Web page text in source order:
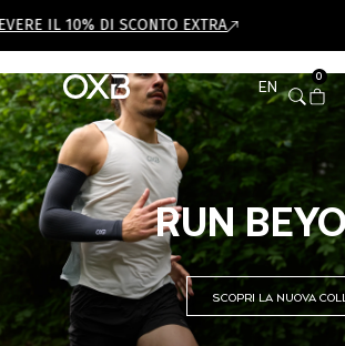
IL 10% DI SCONTO EXTRA
EN
0
RUN
SCOPRI LA NUOVA